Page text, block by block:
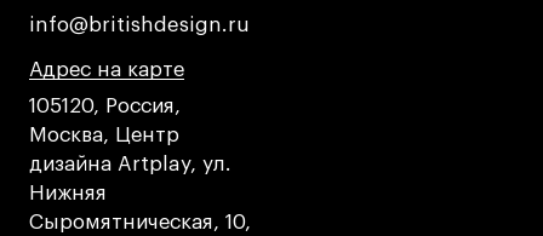
info@britishdesign.ru
info@britishdesign.ru
Адрес на карте
Адрес на карте
Адрес на карте
105120, Россия,
Москва, Центр
дизайна Artplay, ул.
Нижняя
Сыромятническая, 10,